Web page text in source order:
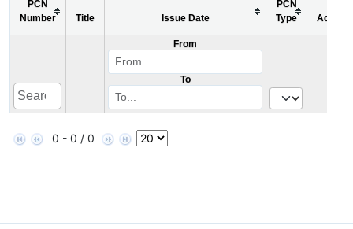
PCN
Number
Title Issue Date
PCN
Type
Action
From
To
0 - 0 / 0